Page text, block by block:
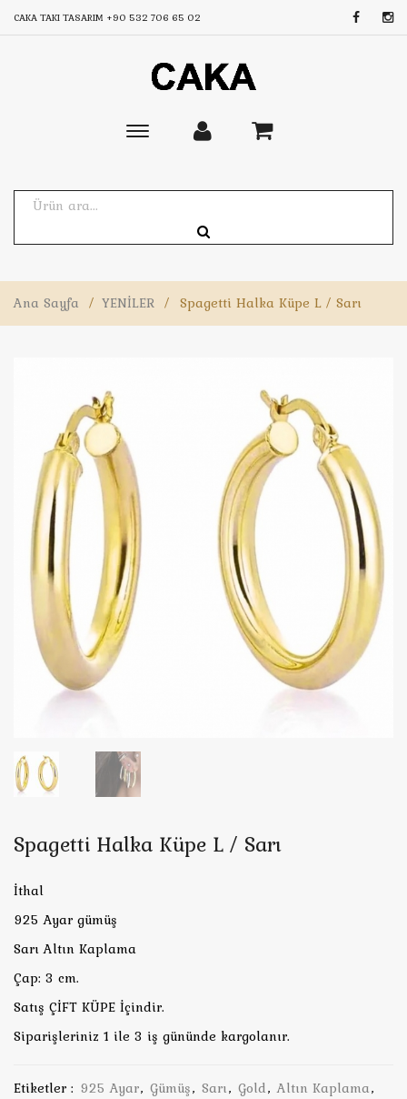
CAKA TAKI TASARIM +90 532 706 65 02
Toggle
Ana Sayfa / YENİLER / Spagetti Halka Küpe L / Sarı
Spagetti Halka Küpe L / Sarı
İthal
925 Ayar gümüş
Sarı Altın Kaplama
Çap: 3 cm.
Satış ÇİFT KÜPE İçindir.
Siparişleriniz 1 ile 3 iş gününde kargolanır.
Etiketler : 925 Ayar, Gümüş, Sarı, Gold, Altın Kaplama,